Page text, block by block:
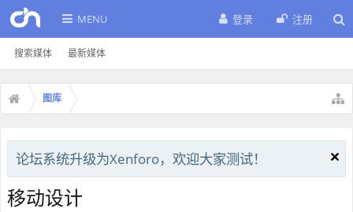
MENU
搜索媒体 最新媒体
登录 注册
图库
论坛系统升级为Xenforo，欢迎大家测试！
移动设计